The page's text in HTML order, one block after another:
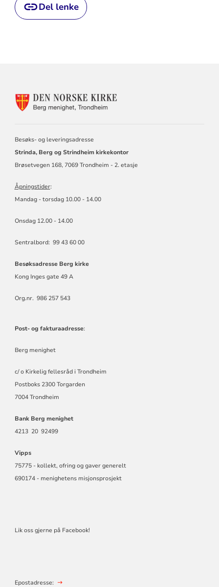
Del lenke
Besøks- og leveringsadresse
Strinda, Berg og Strindheim kirkekontor
Brøsetvegen 168, 7069 Trondheim - 2. etasje
Åpningstider:
Mandag - torsdag 10.00 - 14.00
Onsdag 12.00 - 14.00
Sentralbord: 99 43 60 00
Besøksadresse Berg kirke
Kong Inges gate 49 A
Org.nr. 986 257 543
Post- og fakturaadresse:
Berg menighet
c/ o Kirkelig fellesråd i Trondheim
Postboks 2300 Torgarden
7004 Trondheim
Bank Berg menighet
4213 20 92499
Vipps
75775 - kollekt, ofring og gaver generelt
690174 - menighetens misjonsprosjekt
Lik oss gjerne på Facebook!
Epostadresse: